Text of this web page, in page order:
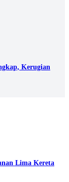
Kerugian
Lima Kereta